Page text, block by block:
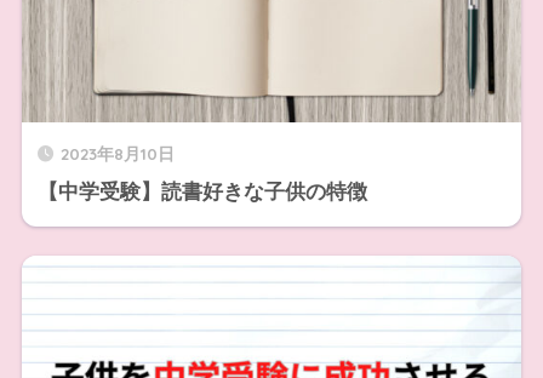
2023年8月10日
【中学受験】読書好きな子供の特徴